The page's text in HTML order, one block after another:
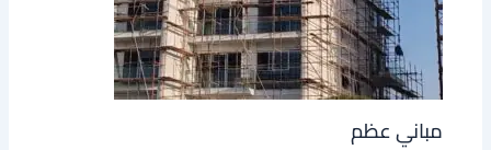
مباني عظم